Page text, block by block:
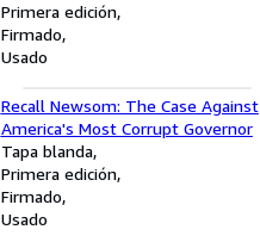
Primera edición
Firmado
Usado
Recall Newsom: The Case Against
America's Most Corrupt Governor
Tapa blanda
Primera edición
Firmado
Usado